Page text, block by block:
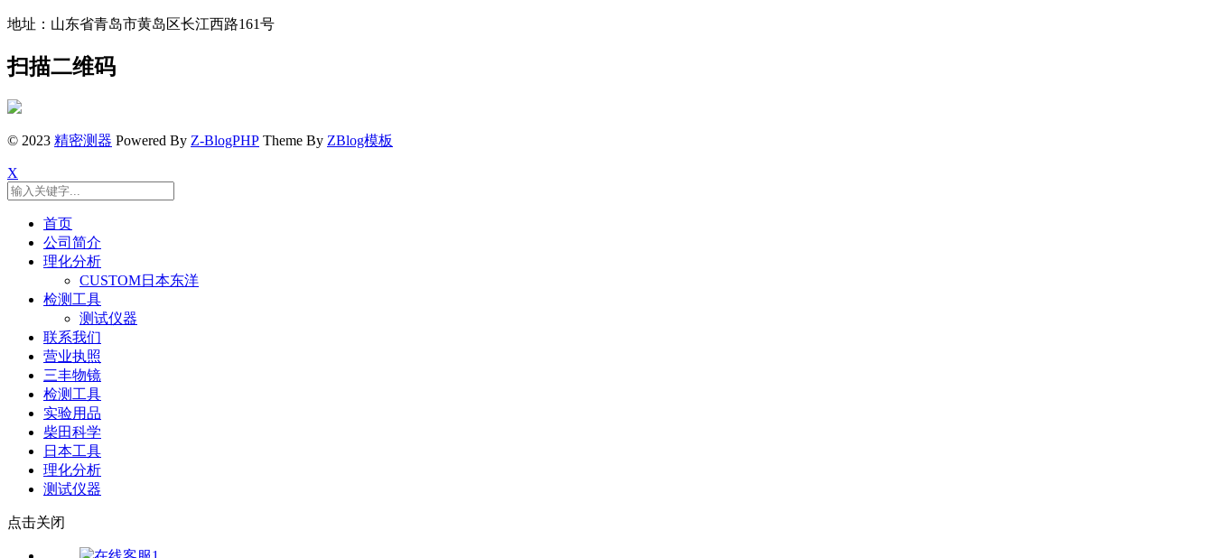
地址：山东省青岛市黄岛区长江西路161号
扫描二维码
© 2023 精密测器 Powered By Z-BlogPHP Theme By ZBlog模板
X
首页
公司简介
理化分析
CUSTOM日本东洋
检测工具
测试仪器
联系我们
营业执照
三丰物镜
检测工具
实验用品
柴田科学
日本工具
理化分析
测试仪器
点击关闭